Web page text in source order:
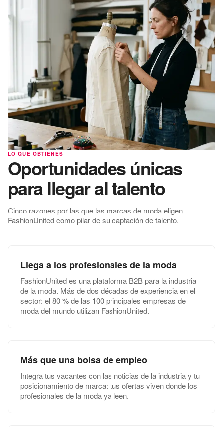
LO QUE OBTIENES
Oportunidades únicas
para llegar al talento
Cinco razones por las que las marcas de moda eligen
FashionUnited como pilar de su captación de talento.
Llega a los profesionales de la moda
FashionUnited es una plataforma B2B para la industria
de la moda. Más de dos décadas de experiencia en el
sector: el 80 % de las 100 principales empresas de
moda del mundo utilizan FashionUnited.
Más que una bolsa de empleo
Integra tus vacantes con las noticias de la industria y tu
posicionamiento de marca: tus ofertas viven donde los
profesionales de la moda ya leen.